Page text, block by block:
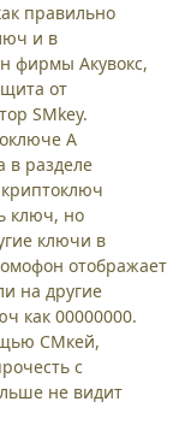
правильно
и в
фирмы Акувокс,
от
SMkey.
А
в разделе
ключ, но
ключи в
отображает
на другие
как 00000000.
СМкей,
с
не видит